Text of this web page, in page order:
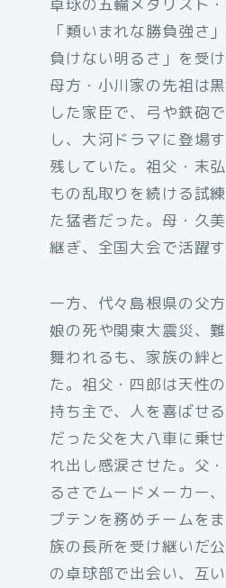
「類いまれな勝負強さ
負けない明るさ」を受
母方・小川家の先祖は
した家臣で、弓や鉄砲
し、大河ドラマに登場
残していた。祖父・末
もの乱取りを続ける試
た猛者だった。母・久
継ぎ、全国大会で活躍
一方、代々島根県の父
娘の死や関東大震災、
舞われるも、家族の絆
た。祖父・四郎は天性
持ち主で、人を喜ばせ
だった父を大八車に乗
れ出し感涙させた。父
るさでムードメーカー
プテンを務めチームを
族の長所を受け継いだ
の卓球部で出会い、互